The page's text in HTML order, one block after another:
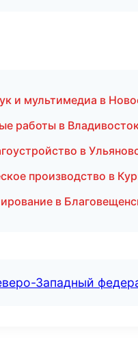
и мультимедиа в
работы в
в
производство в
в
Западный